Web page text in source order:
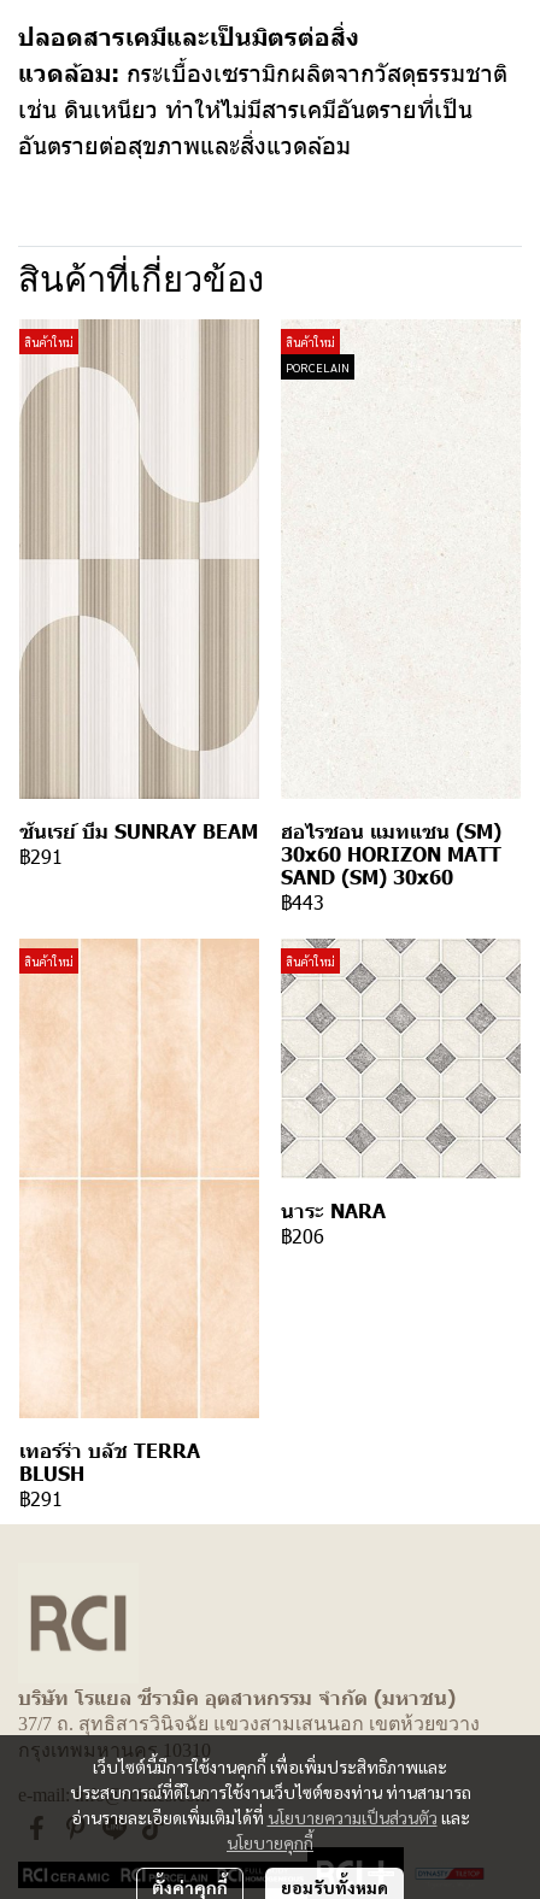
ปลอดสารเคมีและเป็นมิตรต่อสิ่ง
แวดล้อม: กระเบื้องเซรามิกผลิตจากวัสดุธรรมชาติ
เช่น ดินเหนียว ทำให้ไม่มีสารเคมีอันตรายที่เป็น
อันตรายต่อสุขภาพและสิ่งแวดล้อม
สินค้าที่เกี่ยวข้อง
สินค้าใหม่
ซันเรย์ บีม SUNRAY BEAM
฿291
สินค้าใหม่
PORCELAIN
ฮอไรซอน แมทแซน (SM)
30x60 HORIZON MATT
SAND (SM) 30x60
฿443
สินค้าใหม่
เทอร์ร่า บลัช TERRA
BLUSH
฿291
สินค้าใหม่
นาระ NARA
฿206
เว็บไซต์นี้มีการใช้งานคุกกี้ เพื่อเพิ่มประสิทธิภาพและ
ประสบการณ์ที่ดีในการใช้งานเว็บไซต์ของท่าน ท่านสามารถ
อ่านรายละเอียดเพิ่มเติมได้ที่ นโยบายความเป็นส่วนตัว และ
นโยบายคุกกี้
ตั้งค่าคุกกี้ ยอมรับทั้งหมด
บริษัท โรแยล ซีรามิค อุตสาหกรรม จำกัด (มหาชน)
37/7 ถ. สุทธิสารวินิจฉัย แขวงสามเสนนอก เขตห้วยขวาง
กรุงเทพมหานคร 10310
e-mail: info@rcitiles.com